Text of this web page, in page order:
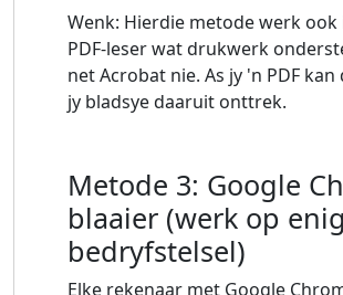
Wenk: Hierdie metode werk ook
PDF-leser wat drukwerk
net Acrobat nie. As jy 'n PDF
jy bladsye daaruit onttrek.
Metode 3: Google
blaaier (werk op
bedryfstelsel)
Elke rekenaar met Google